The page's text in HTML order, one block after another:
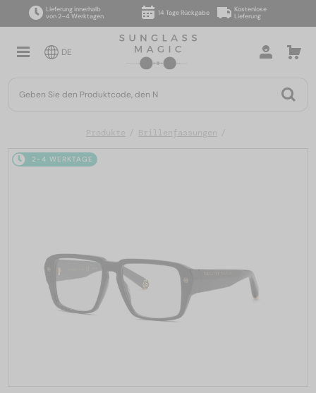
Lieferung innerhalb
von 2–4 Werktagen
14 Tage Rückgabe
Kostenlose
Lieferung
DE
Produkte Brillenfassungen
2-4 WERKTAGE